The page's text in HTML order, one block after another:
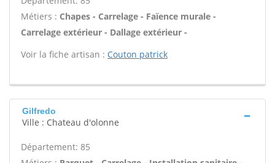
Métiers : Chapes - Carrelage - Faïence murale -
Carrelage extérieur - Dallage extérieur -
Voir la fiche artisan : Couton patrick
Gilfredo
Ville : Chateau d'olonne
Département: 85